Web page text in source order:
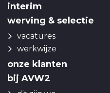
interim
werving & selectie
vacatures
werkwijze
onze klanten
bij AVW2